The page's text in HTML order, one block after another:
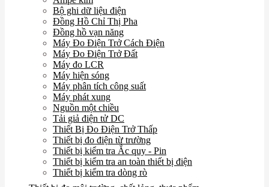
Bộ ghi dữ liệu điện
Đồng Hồ Chỉ Thị Pha
Đồng hồ vạn năng
Máy Đo Điện Trở Cách Điện
Máy Đo Điện Trở Đất
Máy đo LCR
Máy hiện sóng
Máy phân tích công suất
Máy phát xung
Nguồn một chiều
Tải giả điện tử DC
Thiết Bị Đo Điện Trở Thấp
Thiết bị đo điện từ trường
Thiết bị kiểm tra Ắc quy - Pin
Thiết bị kiểm tra an toàn thiết bị điện
Thiết bị kiểm tra dòng rò